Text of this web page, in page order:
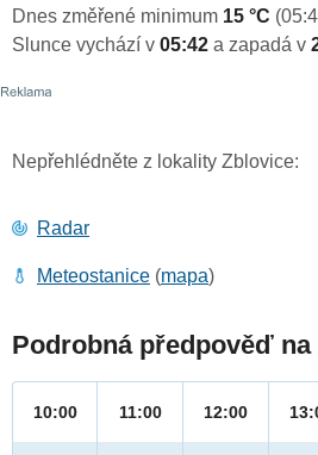
Dnes změřené minimum 15 °C
Slunce vychází v 05:42 a zapadá v
Nepřehlédněte z lokality Zblovice:
Radar
Meteostanice (mapa)
Podrobná předpověď na
10:00 11:00 12:00